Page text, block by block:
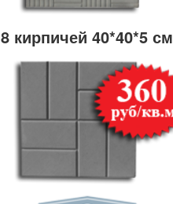
8 кирпичей 40*40*5 см